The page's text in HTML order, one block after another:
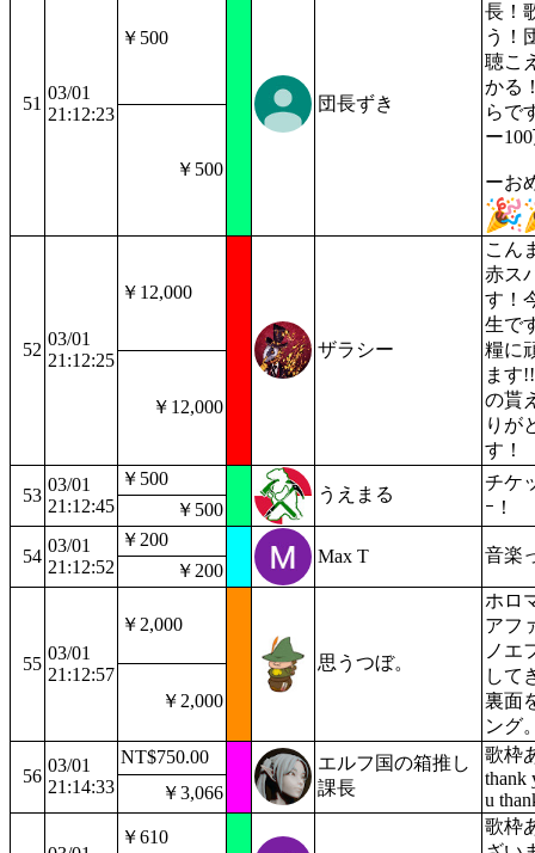
51
03/01
21:12:23
￥500
団長ずき
長！
う！
聴こ
かる
らで
ー
ーお
￥500
52
03/01
21:12:25
￥12,000
ザラシー
こん
赤ス
す！
生で
糧に
ます
の貰
りが
す！
￥12,000
53
03/01
21:12:45
￥500
うえまる
チケ
ｰ！
￥500
54
03/01
21:12:52
￥200
Max T
音楽
￥200
55
03/01
21:12:57
￥2,000
思うつぼ。
ホロ
アフ
ノエ
して
裏面
ング
￥2,000
56
03/01
21:14:33
NT$750.00
エルフ国の箱推し
課長
歌枠
thank
u
￥3,066
￥610
歌枠